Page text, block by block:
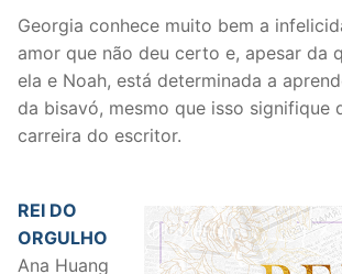
Georgia conhece muito bem a
amor que não deu certo e, apesar da
ela e Noah, está determinada a
da bisavó, mesmo que isso signifique
carreira do escritor.
REI DO
ORGULHO
Ana Huang